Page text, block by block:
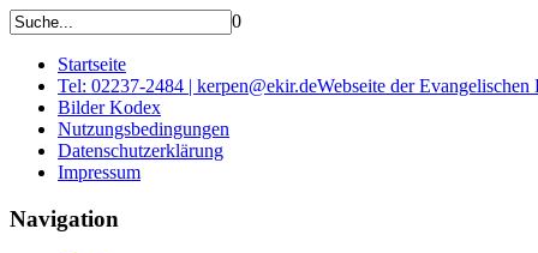
0
Startseite
Tel: 02237-2484 | kerpen@ekir.deWebseite der
Bilder Kodex
Nutzungsbedingungen
Datenschutzerklärung
Impressum
Navigation